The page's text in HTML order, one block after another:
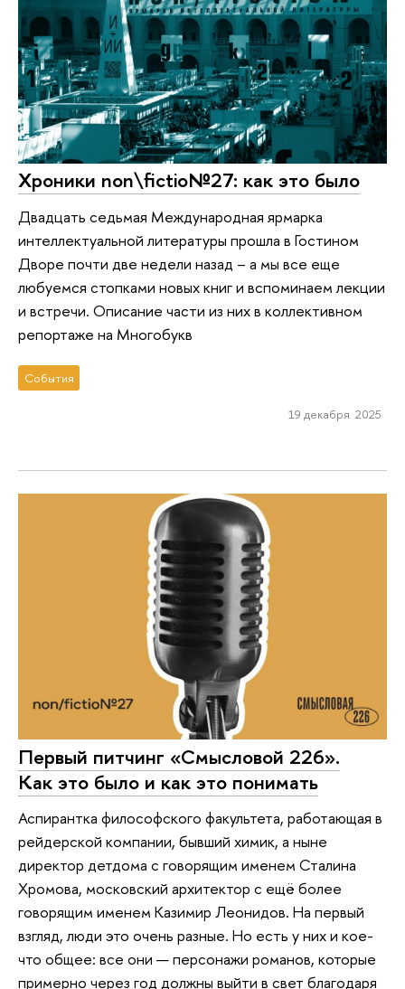
Хроники non\fictio№27: как это было
Двадцать седьмая Международная ярмарка
интеллектуальной литературы прошла в Гостином
Дворе почти две недели назад – а мы все еще
любуемся стопками новых книг и вспоминаем лекции
и встречи. Описание части из них в коллективном
репортаже на Многобукв
События
19 декабря 2025
Первый питчинг «Смысловой 226».
Как это было и как это понимать
Аспирантка философского факультета, работающая в
рейдерской компании, бывший химик, а ныне
директор детдома с говорящим именем Сталина
Хромова, московский архитектор с ещё более
говорящим именем Казимир Леонидов. На первый
взгляд, люди это очень разные. Но есть у них и кое-
что общее: все они — персонажи романов, которые
примерно через год должны выйти в свет благодаря